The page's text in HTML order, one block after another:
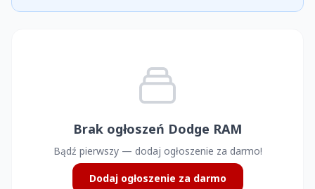
Brak ogłoszeń Dodge RAM
Bądź pierwszy — dodaj ogłoszenie za darmo!
Dodaj ogłoszenie za darmo